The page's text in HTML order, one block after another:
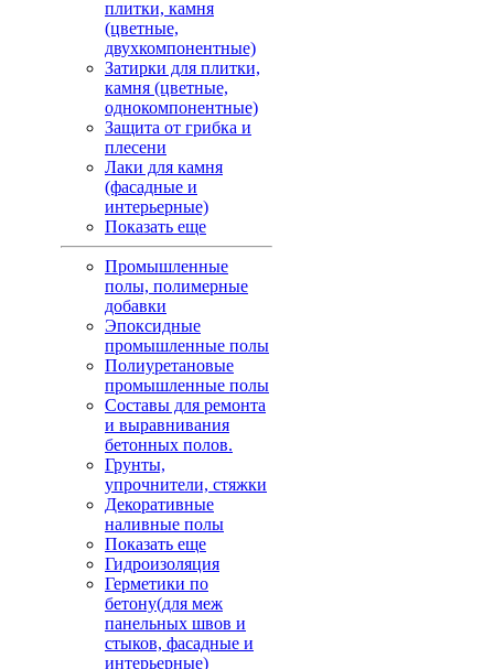
плитки, камня
(цветные,
двухкомпонентные)
Затирки для плитки,
камня (цветные,
однокомпонентные)
Защита от грибка и
плесени
Лаки для камня
(фасадные и
интерьерные)
Показать еще
Промышленные
полы, полимерные
добавки
Эпоксидные
промышленные полы
Полиуретановые
промышленные полы
Составы для ремонта
и выравнивания
бетонных полов.
Грунты,
упрочнители, стяжки
Декоративные
наливные полы
Показать еще
Гидроизоляция
Герметики по
бетону(для меж
панельных швов и
стыков, фасадные и
интерьерные)